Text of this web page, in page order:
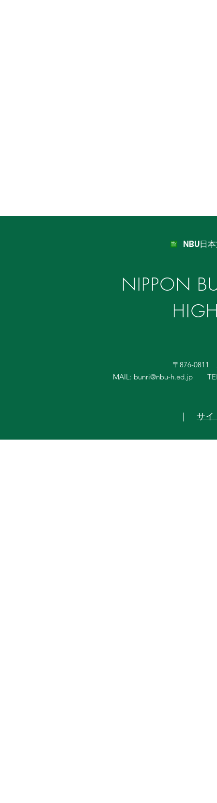
NBU日
NIPPON
〒876-0811
MAIL: bunri@nbu-h.ed.jp
｜ サイ